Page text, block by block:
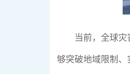
当前，全球
够突破地域限制